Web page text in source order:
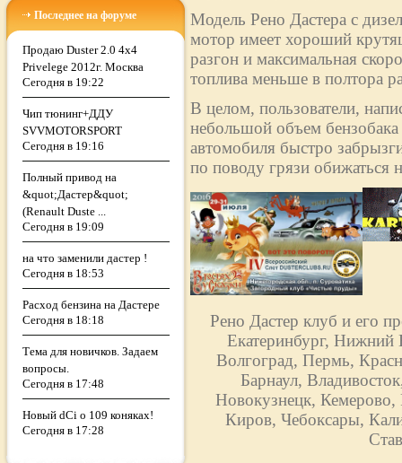
Последнее на форуме
Продаю Duster 2.0 4x4
Privelege 2012г. Москва
Сегодня в 19:22
Чип тюнинг+ДДУ
SVVMOTORSPORT
Сегодня в 19:16
Полный привод на
&quot;Дастер&quot;
(Renault Duste ...
Сегодня в 19:09
на что заменили дастер !
Сегодня в 18:53
Расход бензина на Дастере
Сегодня в 18:18
Тема для новичков. Задаем
вопросы.
Сегодня в 17:48
Новый dCi о 109 коняках!
Сегодня в 17:28
Модель Рено Дастера с
мотор имеет хороший
разгон и максимальная
топлива меньше в полтора
В целом, пользователи,
небольшой объем бензобака
автомобиля быстро
по поводу грязи обижаться
Рено Дастер клуб и его
Екатеринбург, Нижний
Волгоград, Пермь,
Барнаул,
Новокузнецк,
Киров, Чебоксары,